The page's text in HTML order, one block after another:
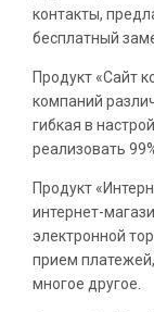
контакты,
бесплатный
Продукт «Сайт
компаний
гибкая в
реализовать
Продукт
интернет-
электронной
прием платежей,
многое другое.